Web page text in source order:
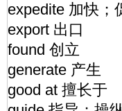
expedite 加快；
export 出口
found 创立
generate 产生
good at